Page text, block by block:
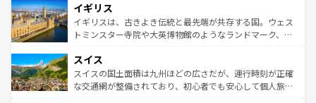
いる。シャンパンの発祥地であるランス、プロヴァンスの
香り高いラベンダー畑など、多彩な楽しみ方が可能だ。さ
らに、パリ以外の地域にも魅力が溢れており、どの街角に
れる地方に足を運ぶとそれぞれで全く異なる文化を体験で
きるだろう。 なお、新着のフランス情報はコンテンツ一覧
を参照してほしい。
顔を持つこの国は、どこを歩いても飽きることがない。ベ
ルリンの文化的活気、バイエルン州のアルプスの絶景、そ
してライン川沿いのワイン畑といった風景は必見。ビール
は、お酒好きな人にはぜひ体験してほしい。 なお、新着の
ドイツ情報はコンテンツ一覧を参照してほしい。
イギリス
イギリスは、古きよき伝統と最先端が共存する国。ウェス
トミンスター寺院や大英博物館のようなランドマーク、歴
リアごとに異なる魅力がある。また、優雅なアフタヌーン
ティー、ビール好きにはたまらない英国パブ、サッカー観
戦など、本場だからこそできる体験も豊富。イギリスを旅
スイス
スイスの国土面積は九州ほどの広さだが、運行時刻が正確
な交通網が整備されており、初心者でも安心して個人旅行